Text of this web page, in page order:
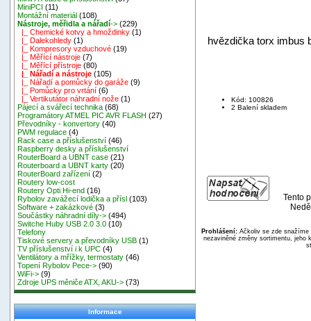
MiniPCI (11)
Montážní materiál (108)
Nástroje, měřidla a nářadí-> (229)
|_ Chemické kotvy a hmoždinky (1)
|_ Dalekohledy (1)
|_ Kompresory vzduchové (19)
|_ Měřící nástroje (7)
|_ Měřící přístroje (80)
|_ Nářadí a nástroje (105)
|_ Nářadí a pomůcky do garáže (9)
|_ Pomůcky pro vrtání (6)
|_ Vertikutátor náhradní nože (1)
Pájecí a svářecí technika (68)
Programátory ATMEL PIC AVR FLASH (27)
Převodníky - konvertory (40)
PWM regulace (4)
Rack case a příslušenství (46)
Raspberry desky a příslušenství
RouterBoard a UBNT case (21)
Routerboard a UBNT karty (20)
RouterBoard zařízení (2)
Routery low-cost
Routery Opti Hi-end (16)
Rybolov zavážecí lodička a přísl (103)
Software + zakázkové (3)
Součástky náhradní díly-> (494)
Switche Huby USB 2.0 3.0 (10)
Telefony
Tiskové servery a převodníky USB (1)
TV příslušenství i k UPC (4)
Ventilátory a mřížky, termostaty (46)
Topení Rybolov Pece-> (90)
WiFi-> (9)
Zdroje UPS měniče ATX, AKU-> (73)
Informace
hvězdička torx imbus
Kód: 100826
2 Balení skladem
Tento
Prohlášení:Ačkoliv se zde snažíme
nezaviněné změny sortimentu, jeho